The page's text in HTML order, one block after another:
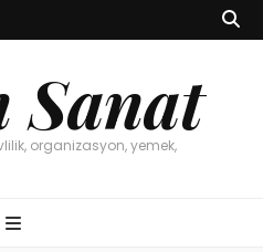
Sanat
organizasyon, yemek,